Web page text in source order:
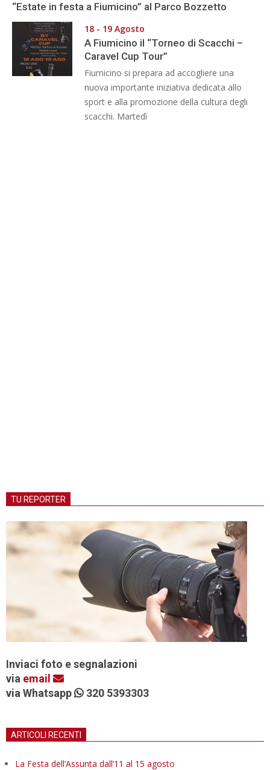
“Estate in festa a Fiumicino” al Parco Bozzetto
18 - 19 Agosto
A Fiumicino il “Torneo di Scacchi –
Caravel Cup Tour”
Fiumicino si prepara ad accogliere una
nuova importante iniziativa dedicata allo
sport e alla promozione della cultura degli
scacchi. Martedì
TU REPORTER
Inviaci foto e segnalazioni
via email
via Whatsapp
320 5393303
ARTICOLI RECENTI
La Festa dell’Assunta dall’11 al 15 agosto